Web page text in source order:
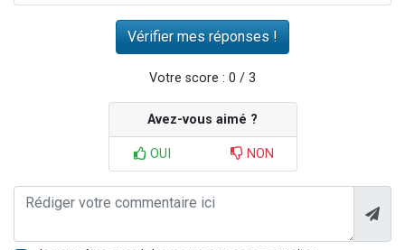
Votre score : 0 / 3
Avez-vous aimé ?
OUI NON